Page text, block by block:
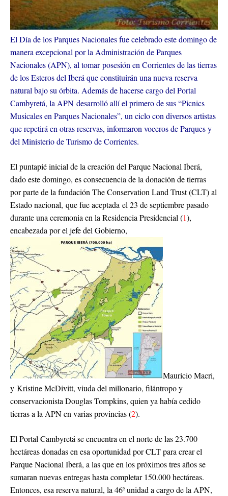
El Día de los Parques Nacionales fue celebrado este domingo de
manera excepcional por la Administración de Parques
Nacionales (APN), al tomar posesión en Corrientes de las tierras
de los Esteros del Iberá que constituirán una nueva reserva
natural bajo su órbita. Además de hacerse cargo del Portal
Cambyretá, la APN desarrolló allí el primero de sus “Picnics
Musicales en Parques Nacionales”, un ciclo con diversos artistas
que repetirá en otras reservas, informaron voceros de Parques y
del Ministerio de Turismo de Corrientes.
El puntapié inicial de la creación del Parque Nacional Iberá,
dado este domingo, es consecuencia de la donación de tierras
por parte de la fundación The Conservation Land Trust (CLT) al
Estado nacional, que fue aceptada el 23 de septiembre pasado
durante una ceremonia en la Residencia Presidencial (1),
encabezada por el jefe del Gobierno,
Mauricio Macri,
y Kristine McDivitt, viuda del millonario, filántropo y
conservacionista Douglas Tompkins, quien ya había cedido
tierras a la APN en varias provincias (2).
El Portal Cambyretá se encuentra en el norte de las 23.700
hectáreas donadas en esa oportunidad por CLT para crear el
Parque Nacional Iberá, a las que en los próximos tres años se
sumaran nuevas entregas hasta completar 150.000 hectáreas.
Entonces, esa reserva natural, la 46ª unidad a cargo de la APN,